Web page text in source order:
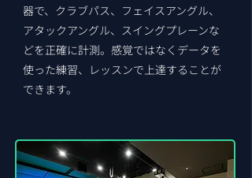
器で、クラブパス、フェイスアングル、
アタックアングル、スイングプレーンな
どを正確に計測。感覚ではなくデータを
使った練習、レッスンで上達することが
できます。